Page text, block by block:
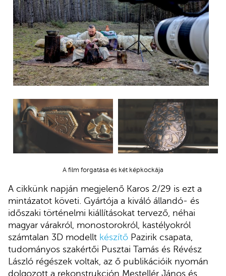
A film forgatása és két képkockája
A cikkünk napján megjelenő Karos 2/29 is ezt a
mintázatot követi. Gyártója a kiváló állandó- és
időszaki történelmi kiállításokat tervező, néhai
magyar várakról, monostorokról, kastélyokról
számtalan 3D modellt készítő Pazirik csapata,
tudományos szakértői Pusztai Tamás és Révész
László régészek voltak, az ő publikációik nyomán
dolgozott a rekonstrukción Mestellér János és